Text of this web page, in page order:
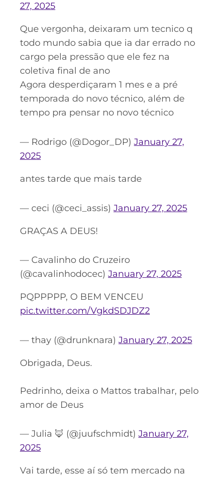
27, 2025
Que vergonha, deixaram um tecnico q
todo mundo sabia que ia dar errado no
cargo pela pressão que ele fez na
coletiva final de ano
Agora desperdiçaram 1 mes e a pré
temporada do novo técnico, além de
tempo pra pensar no novo técnico
— Rodrigo (@Dogor_DP) January 27,
2025
antes tarde que mais tarde
— ceci (@ceci_assis) January 27, 2025
GRAÇAS A DEUS!
— Cavalinho do Cruzeiro
(@cavalinhodocec) January 27, 2025
PQPPPPP, O BEM VENCEU
pic.twitter.com/VgkdSDJDZ2
— thay (@drunknara) January 27, 2025
Obrigada, Deus.
Pedrinho, deixa o Mattos trabalhar, pelo
amor de Deus
— Julia 🦊 (@juufschmidt) January 27,
2025
Vai tarde, esse aí só tem mercado na